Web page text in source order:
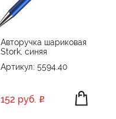
Авторучка шариковая
Stork, синяя
Артикул: 5594.40
152 руб.